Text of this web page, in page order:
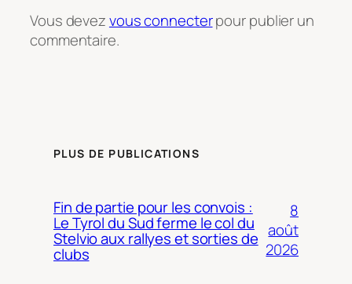
Vous devezvous connecterpour publier un
commentaire.
PLUS DE PUBLICATIONS
Fin de partie pour les convois :
Le Tyrol du Sud ferme le col du
Stelvio aux rallyes et sorties de
clubs
8
août
2026